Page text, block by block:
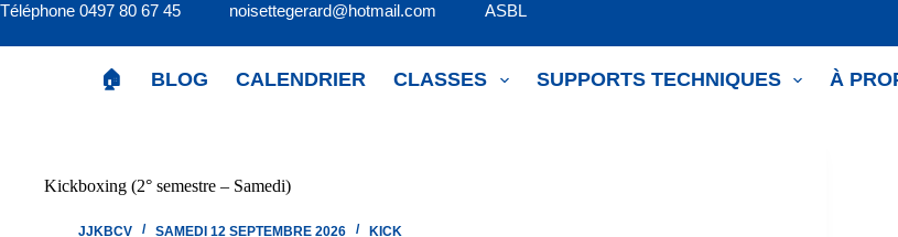
Passer
contenu
Téléphone 0497 80 67 45 noisettegerard@hotmail.com ASBL
🏠 BLOG CALENDRIER CLASSES SUPPORTS TECHNIQUES À
Kickboxing (2° semestre – Samedi)
JJKBCV SAMEDI 12 SEPTEMBRE 2026 KICK